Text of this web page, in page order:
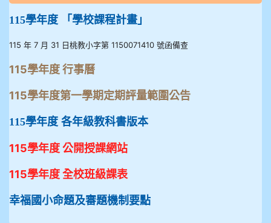
115學年度 「學校課程計畫」
115 年 7 月 31 日桃教小字第 1150071410 號函備查
115學年度 行事曆
115學年度第一學期定期評量範圍公告
115學年度 各年級教科書版本
115學年度 公開授課網站
115學年度 全校班級課表
幸福國小命題及審題機制要點